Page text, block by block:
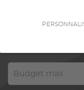
Budget max